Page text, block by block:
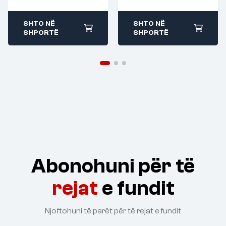
SHTO NË
SHPORTË
SHTO NË
SHPORTË
Abonohuni për të
rejat e fundit
Njoftohuni të parët për të rejat e fundit